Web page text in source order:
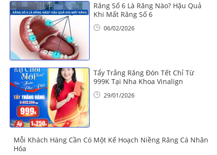
Răng Số 6 Là Răng Nào? Hậu Quả
Khi Mất Răng Số 6
06/02/2026
Tẩy Trắng Răng Đón Tết Chỉ Từ
999K Tại Nha Khoa Vinalign
29/01/2026
Mỗi Khách Hàng Cần Có Một Kế Hoạch Niềng Răng Cá Nhân
Hóa